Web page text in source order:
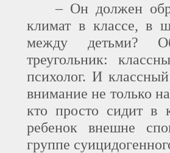
– Он должен
климат в классе, в
между детьми?
треугольник:
психолог. И
внимание не только
кто просто сидит в
ребенок внешне
группе